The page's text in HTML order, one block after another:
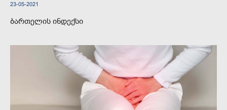
23-05-2021
ბართელის ინდექსი